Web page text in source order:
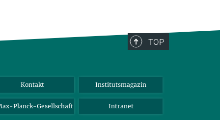
TOP
Kontakt Institutsmagazin
Planck-Gesellschaft Intranet